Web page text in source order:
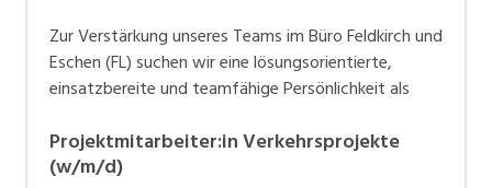
Zur Verstärkung unseres Teams im Büro Feldkirch und
Eschen (FL) suchen wir eine lösungsorientierte,
einsatzbereite und teamfähige Persönlichkeit als
Projektmitarbeiter:in Verkehrsprojekte
(w/m/d)